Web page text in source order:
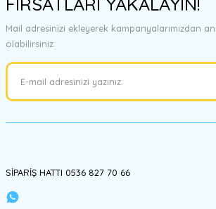
Mail adresinizi ekleyerek kampanyalarımızdan
olabilirsiniz.
SİPARİŞ HATTI 0536 827 70 66